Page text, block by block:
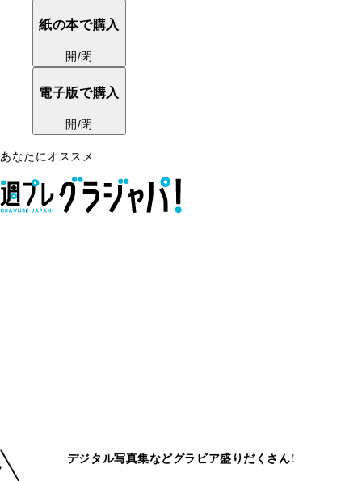
紙の本で購入
開/閉
電子版で購入
開/閉
あなたにオススメ
デジタル写真集などグラビア盛りだくさん!